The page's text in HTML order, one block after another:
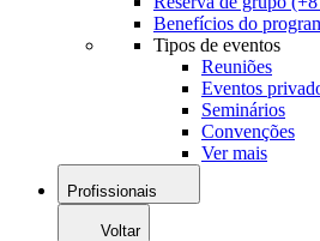
Benefícios do
Tipos de eventos
Reuniões
Eventos
Seminários
Convenções
Ver mais
Profissionais
Voltar